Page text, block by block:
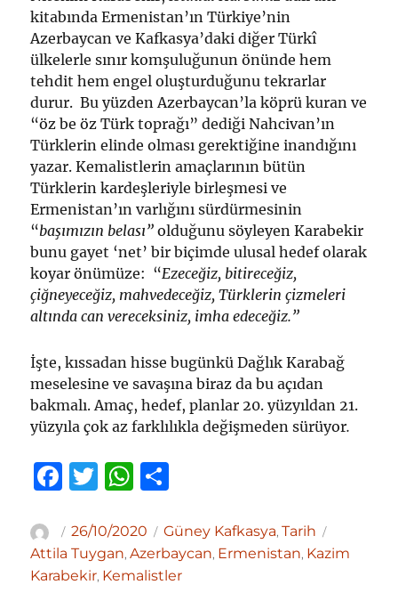
kitabında Ermenistan’ın Türkiye’nin
Azerbaycan ve Kafkasya’daki diğer Türkî
ülkelerle sınır komşuluğunun önünde hem
tehdit hem engel oluşturduğunu tekrarlar
durur. Bu yüzden Azerbaycan’la köprü kuran ve
“öz be öz Türk toprağı” dediği Nahcivan’ın
Türklerin elinde olması gerektiğine inandığını
yazar. Kemalistlerin amaçlarının bütün
Türklerin kardeşleriyle birleşmesi ve
Ermenistan’ın varlığını sürdürmesinin
“başımızın belası”olduğunu söyleyen Karabekir
bunu gayet ‘net’ bir biçimde ulusal hedef olarak
koyar önümüze: “Ezeceğiz, bitireceğiz,
çiğneyeceğiz, mahvedeceğiz, Türklerin çizmeleri
altında can vereceksiniz, imha edeceğiz.”
İşte, kıssadan hisse bugünkü Dağlık Karabağ
meselesine ve savaşına biraz da bu açıdan
bakmalı. Amaç, hedef, planlar 20. yüzyıldan 21.
yüzyıla çok az farklılıkla değişmeden sürüyor.
F
c
e
b
T
it
te
r
W
at
s
A
ar
e
Yazar
Yayın
tarihi
26/10/2020 Kategoriler
Güney Kafkasya,Tarih
Attila Tuygan,Azerbaycan, Ermenistan, Kazim
Karabekir, Kemalistler